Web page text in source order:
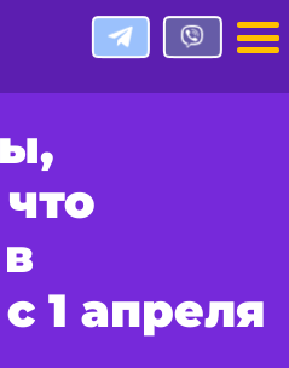
1 апреля